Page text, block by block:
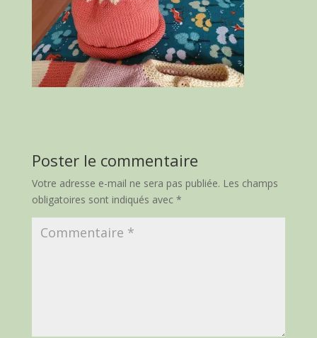
Poster le commentaire
Votre adresse e-mail ne sera pas publiée. Les champs
obligatoires sont indiqués avec *